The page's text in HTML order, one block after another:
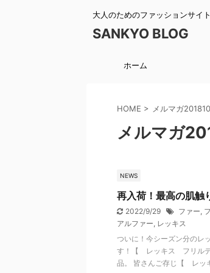
大人のためのファッションサイト
SANKYO BLOG
ホーム
HOME > メルマガ
メルマガ
NEWS
再入荷！最高の肌触
2022/9/29 ファー,
アルファー, レッキス
ついに！今シーズン分のレ
す！【 レッキス フリル
品。 皆さんご存じ【 レッ